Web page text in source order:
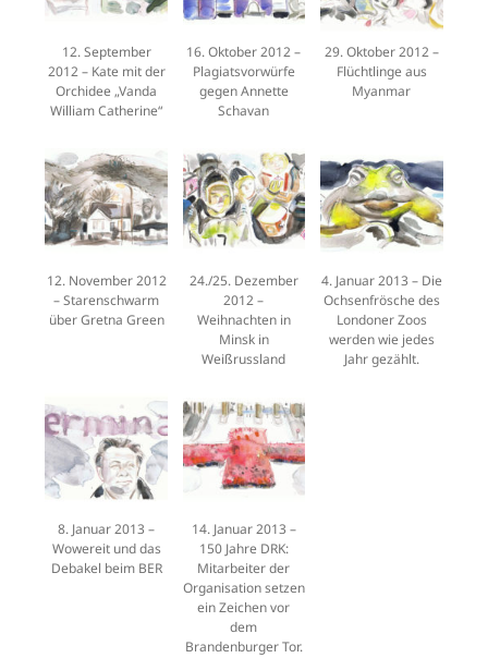
12. September
2012 – Kate mit der
Orchidee „Vanda
William Catherine“
16. Oktober 2012 –
Plagiatsvorwürfe
gegen Annette
Schavan
29. Oktober 2012 –
Flüchtlinge aus
Myanmar
12. November 2012
– Starenschwarm
über Gretna Green
24./25. Dezember
2012 –
Weihnachten in
Minsk in
Weißrussland
4. Januar 2013 – Die
Ochsenfrösche des
Londoner Zoos
werden wie jedes
Jahr gezählt.
8. Januar 2013 –
Wowereit und das
Debakel beim BER
14. Januar 2013 –
150 Jahre DRK:
Mitarbeiter der
Organisation setzen
ein Zeichen vor
dem
Brandenburger Tor.